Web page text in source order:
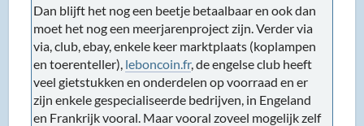
Dan blijft het nog een beetje betaalbaar en ook dan
moet het nog een meerjarenproject zijn. Verder via
via, club, ebay, enkele keer marktplaats (koplampen
en toerenteller), leboncoin.fr, de engelse club heeft
veel gietstukken en onderdelen op voorraad en er
zijn enkele gespecialiseerde bedrijven, in Engeland
en Frankrijk vooral. Maar vooral zoveel mogelijk zelf